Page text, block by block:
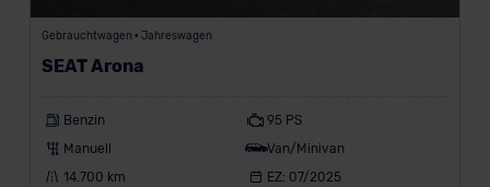
Sitze
Ausstattung
Gebrauchtwagen • Jahreswagen
SEAT Arona
Benzin
95 PS
Manuell
Van/Minivan
14.700 km
EZ: 07/2025